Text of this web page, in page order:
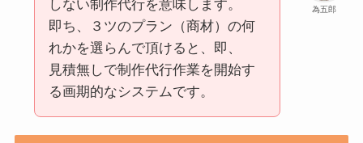
為五郎
しない制作代行を意味します。
即ち、３ツのプラン（商材）の何
れかを選らんで頂けると、即、
見積無しで制作代行作業を開始す
る画期的なシステムです。